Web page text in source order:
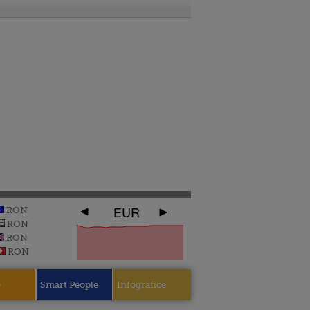
RON
RON
RON
RON
EUR
Smart People Infografice